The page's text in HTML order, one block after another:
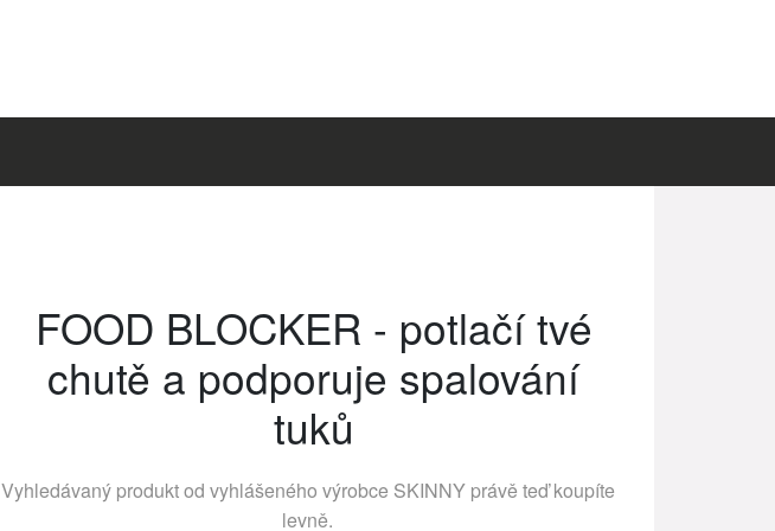
FOOD BLOCKER - potlačí tvé
chutě a podporuje spalování
tuků
Vyhledávaný produkt od vyhlášeného výrobce SKINNYprávě teď koupíte
levně.